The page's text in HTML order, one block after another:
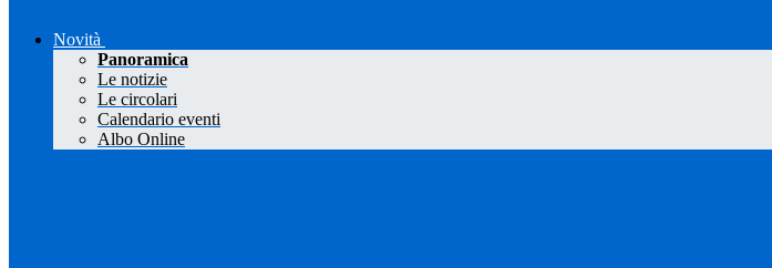
Novità
Panoramica
Le notizie
Le circolari
Calendario eventi
Albo Online